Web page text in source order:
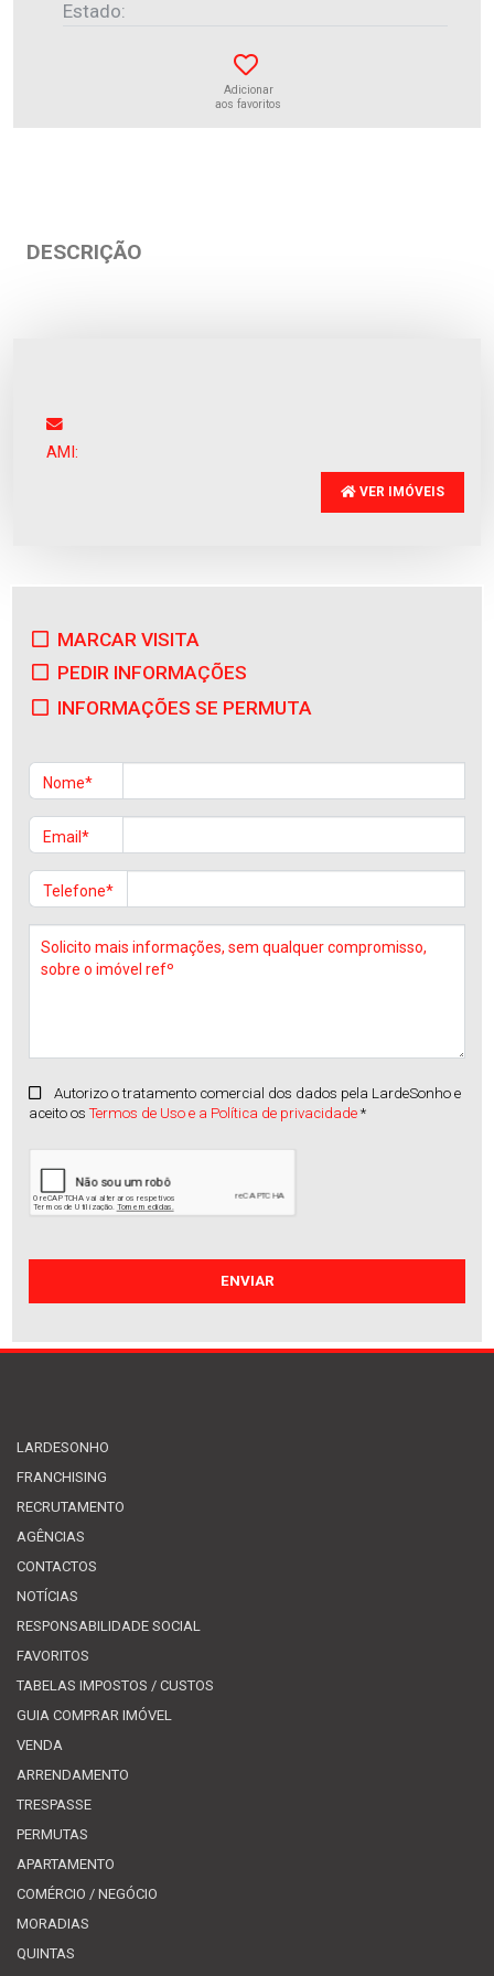
Estado:
Adicionar
aos favoritos
Venda
Apartamento
Vila Frescainha (S(...)
Venda:280.000€
Apartamento
Vila Frescainha (S(...)
Venda :330.000€
Apartamento
Venda:330.000€
DESCRIÇÃO
AMI:
VER IMÓVEIS
MARCAR VISITA
PEDIR INFORMAÇÕES
INFORMAÇÕES SE PERMUTA
Nome*
Email*
Telefone*
Autorizo o tratamento comercial dos dados pela LardeSonho e
aceito os Termos de Uso e a Política de privacidade *
LARDESONHO
FRANCHISING
RECRUTAMENTO
AGÊNCIAS
CONTACTOS
NOTÍCIAS
RESPONSABILIDADE SOCIAL
FAVORITOS
TABELAS IMPOSTOS / CUSTOS
GUIA COMPRAR IMÓVEL
VENDA
ARRENDAMENTO
TRESPASSE
PERMUTAS
APARTAMENTO
COMÉRCIO / NEGÓCIO
MORADIAS
QUINTAS